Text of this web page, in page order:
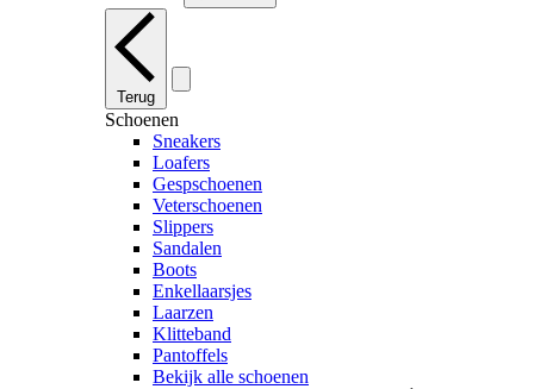
Terug
Schoenen
Sneakers
Loafers
Gespschoenen
Veterschoenen
Slippers
Sandalen
Boots
Enkellaarsjes
Laarzen
Klitteband
Pantoffels
Bekijk alle schoenen